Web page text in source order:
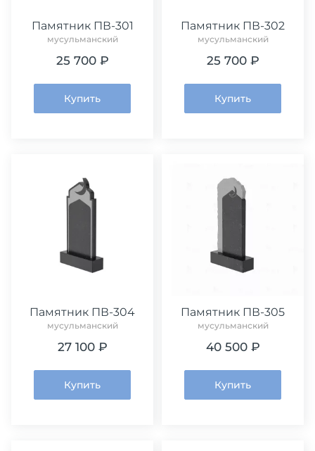
Памятник ПВ-301
мусульманский
25 700 ₽
Купить
Памятник ПВ-302
мусульманский
25 700 ₽
Купить
Памятник ПВ-304
мусульманский
27 100 ₽
Купить
Памятник ПВ-305
мусульманский
40 500 ₽
Купить